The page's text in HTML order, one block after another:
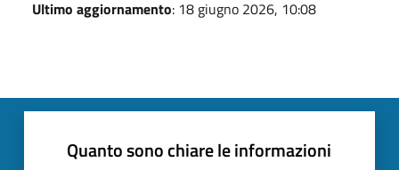
Ultimo aggiornamento: 18 giugno 2026, 10:08
Quanto sono chiare le informazioni